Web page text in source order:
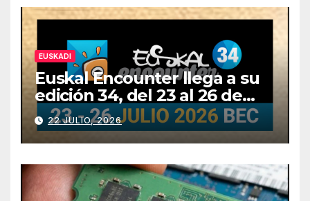
EUSKADI
Euskal Encounter llega a su
edición 34, del 23 al 26 de
julio
22 JULIO, 2026